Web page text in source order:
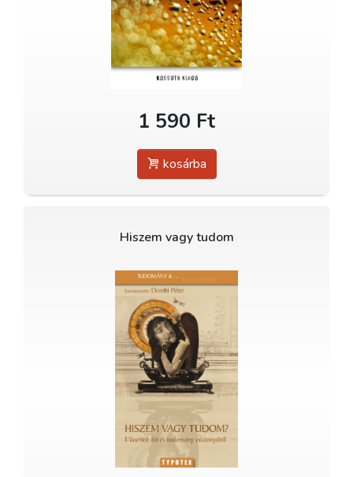
1 590 Ft
kosárba
Hiszem vagy tudom